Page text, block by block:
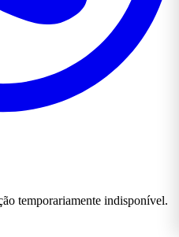
temporariamente indisponível.